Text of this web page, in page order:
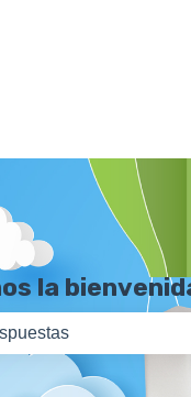
submenú de
la
porque el